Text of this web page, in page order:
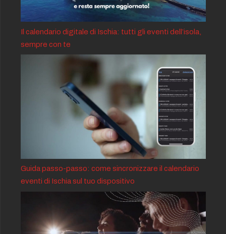
Il calendario digitale di Ischia: tutti gli eventi dell’isola,
sempre con te
Guida passo-passo: come sincronizzare il calendario
eventi di Ischia sul tuo dispositivo